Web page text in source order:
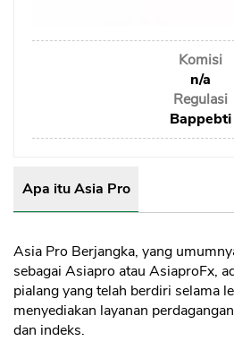
Exchange
Asuransi
Asuransi Kesehatan
Asuransi Syariah
Komisi
n/a
Regulasi
Bappebti
Apa itu Asia Pro
Asia Pro Berjangka, yang
sebagai Asiapro atau AsiaproFx,
pialang yang telah berdiri selama
menyediakan layanan
dan indeks.